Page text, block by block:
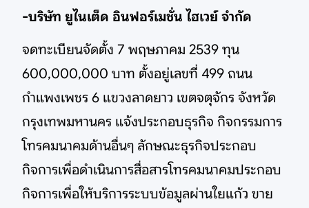
-บริษัท ยูไนเต็ด อินฟอร์เมชั่น ไฮเวย์ จำกัด
จดทะเบียนจัดตั้ง 7 พฤษภาคม 2539 ทุน
600,000,000 บาท ตั้งอยู่เลขที่ 499 ถนน
กำแพงเพชร 6 แขวงลาดยาว เขตจตุจักร จังหวัด
กรุงเทพมหานคร แจ้งประกอบธุรกิจ กิจกรรมการ
โทรคมนาคมด้านอื่นๆ ลักษณะธุรกิจประกอบ
กิจการเพื่อดำเนินการสื่อสารโทรคมนาคมประกอบ
กิจการเพื่อให้บริการระบบข้อมูลผ่านใยแก้ว ขาย